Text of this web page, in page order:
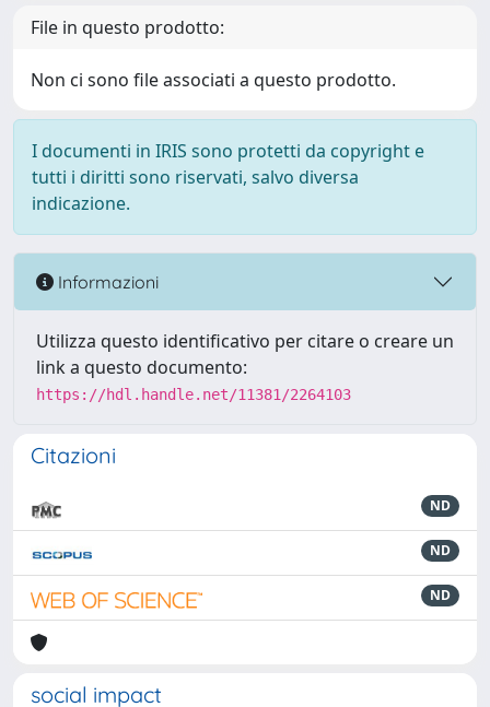
File in questo prodotto:
Non ci sono file associati a questo prodotto.
I documenti in IRIS sono protetti da copyright e
tutti i diritti sono riservati, salvo diversa
indicazione.
Informazioni
Utilizza questo identificativo per citare o creare un
link a questo documento:
https://hdl.handle.net/11381/2264103
Citazioni
ND
ND
ND
social impact